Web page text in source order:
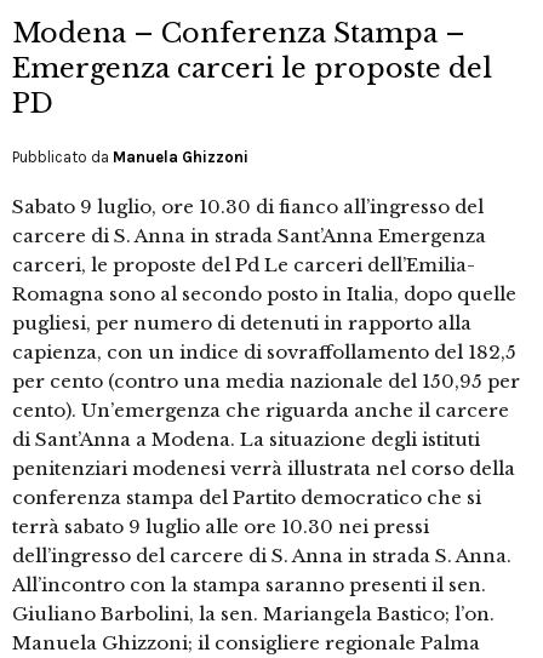
Modena – Conferenza Stampa –
Emergenza carceri le proposte del
PD
Pubblicato da Manuela Ghizzoni
Sabato 9 luglio, ore 10.30 di fianco all’ingresso del
carcere di S. Anna in strada Sant’Anna Emergenza
carceri, le proposte del Pd Le carceri dell’Emilia-
Romagna sono al secondo posto in Italia, dopo quelle
pugliesi, per numero di detenuti in rapporto alla
capienza, con un indice di sovraffollamento del 182,5
per cento (contro una media nazionale del 150,95 per
cento). Un’emergenza che riguarda anche il carcere
di Sant’Anna a Modena. La situazione degli istituti
penitenziari modenesi verrà illustrata nel corso della
conferenza stampa del Partito democratico che si
terrà sabato 9 luglio alle ore 10.30 nei pressi
dell’ingresso del carcere di S. Anna in strada S. Anna.
All’incontro con la stampa saranno presenti il sen.
Giuliano Barbolini, la sen. Mariangela Bastico; l’on.
Manuela Ghizzoni; il consigliere regionale Palma